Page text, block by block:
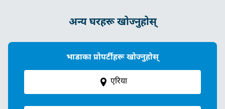
अन्य घरहरू खोज्नुहोस्
भाडाका प्रोपर्टीहरू खोज्नुहोस्
एरिया